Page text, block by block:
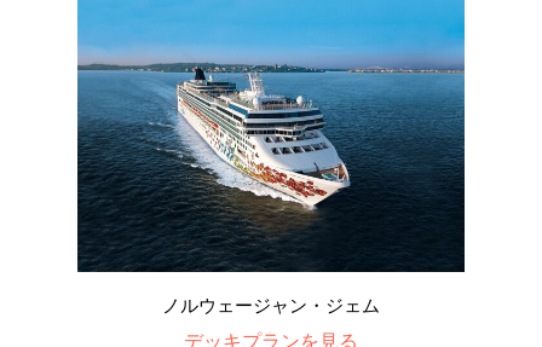
ノルウェージャン・ジェム
デッキプランを見る